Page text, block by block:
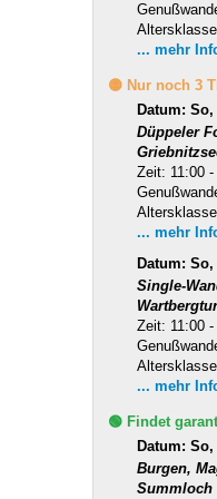
... mehr
🟡 Nur noch 3
Datum: So,
Düppeler
Zeit: 11:00
... mehr
Datum: So,
Single-
Zeit: 11:00
... mehr
🟢 Findet
Datum: So,
Burgen,
Summloch